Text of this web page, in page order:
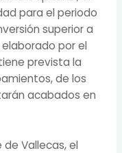
para el periodo
superior a
elaborado por el
prevista la
de los
acabados en
de Vallecas, el